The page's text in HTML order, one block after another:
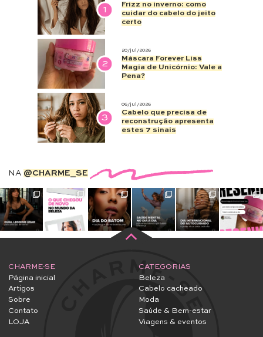
1
Frizz no inverno: como
cuidar do cabelo do jeito
certo
2
20/jul/2026
Máscara Forever Liss
Magia de Unicórnio: Vale a
Pena?
3
06/jul/2026
Cabelo que precisa de
reconstrução apresenta
estes 7 sinais
NA @CHARME_SE
CHARME-SE
Página inicial
Artigos
Sobre
Contato
LOJA
CATEGORIAS
Beleza
Cabelo cacheado
Moda
Saúde & Bem-estar
Viagens & eventos